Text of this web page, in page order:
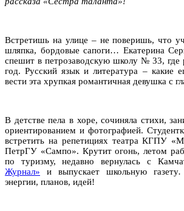
Встретишь на улице – не поверишь, что
шляпка, бордовые сапоги… Екатерина
спешит в петрозаводскую школу № 33, где
год. Русский язык и литература – какие
вести эта хрупкая романтичная девушка с
В детстве пела в хоре, сочиняла стихи,
ориентированием и фотографией.
встретить на репетициях театра КГПУ
ПетрГУ «Сампо». Крутит огонь, летом
по туризму, недавно вернулась с
Журнал» и выпускает школьную газету
энергии, планов, идей!